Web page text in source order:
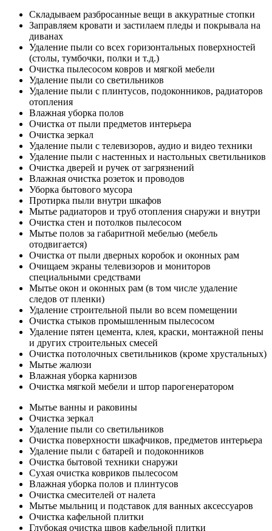
Складываем разбросанные вещи в аккуратные стопки
Заправляем кровати и застилаем пледы и покрывала на
диванах
Удаление пыли со всех горизонтальных поверхностей
(столы, тумбочки, полки и т.д.)
Очистка пылесосом ковров и мягкой мебели
Удаление пыли со светильников
Удаление пыли с плинтусов, подоконников, радиаторов
отопления
Влажная уборка полов
Очистка от пыли предметов интерьера
Очистка зеркал
Удаление пыли с телевизоров, аудио и видео техники
Удаление пыли с настенных и настольных светильников
Очистка дверей и ручек от загрязнений
Влажная очистка розеток и проводов
Уборка бытового мусора
Протирка пыли внутри шкафов
Мытье радиаторов и труб отопления снаружи и внутри
Очистка стен и потолков пылесосом
Мытье полов за габаритной мебелью (мебель
отодвигается)
Очистка от пыли дверных коробок и оконных рам
Очищаем экраны телевизоров и мониторов
специальными средствами
Мытье окон и оконных рам (в том числе удаление
следов от пленки)
Удаление строительной пыли во всем помещении
Очистка стыков промышленным пылесосом
Удаление пятен цемента, клея, краски, монтажной пены
и других строительных смесей
Очистка потолочных светильников (кроме хрустальных)
Мытье жалюзи
Влажная уборка карнизов
Очистка мягкой мебели и штор парогенератором
Мытье ванны и раковины
Очистка зеркал
Удаление пыли со светильников
Очистка поверхности шкафчиков, предметов интерьера
Удаление пыли с батарей и подоконников
Очистка бытовой техники снаружи
Сухая очистка ковриков пылесосом
Влажная уборка полов и плинтусов
Очистка смесителей от налета
Мытье мыльниц и подставок для ванных аксессуаров
Очистка кафельной плитки
Глубокая очистка швов кафельной плитки